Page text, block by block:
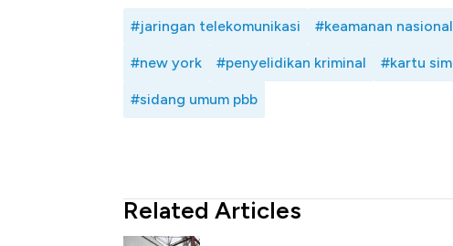
#jaringan telekomunikasi #keamanan nasional
#new york #penyelidikan kriminal #kartu sim
#sidang umum pbb
Related Articles